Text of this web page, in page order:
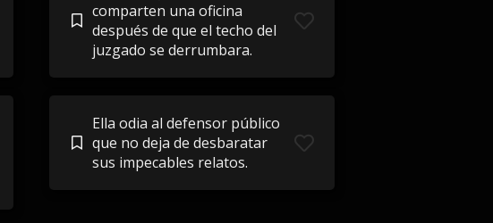
comparten una oficina
después de que el techo del
juzgado se derrumbara.
Ella odia al defensor público
que no deja de desbaratar
sus impecables relatos.